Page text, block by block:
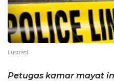
Ilustrasi
Petugas kamar mayat